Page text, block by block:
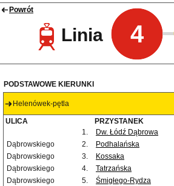
Powrót
Linia 4
PODSTAWOWE KIERUNKI
Helenówek-pętla
ULICA PRZYSTANEK
1.
Dw. Łódź Dąbrowa
Dąbrowskiego
2. Podhalańska
Dąbrowskiego
3. Kossaka
Dąbrowskiego
4. Tatrzańska
Dąbrowskiego
5. Śmigłego-Rydza